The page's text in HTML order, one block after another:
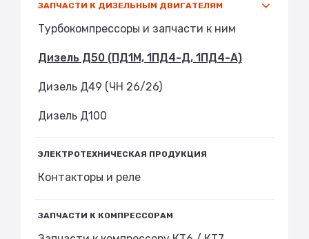
ЗАПЧАСТИ К ДИЗЕЛЬНЫМ ДВИГАТЕЛЯМ
Турбокомпрессоры и запчасти к ним
Дизель Д50 (ПД1М, 1ПД4-Д, 1ПД4-А)
Дизель Д49 (ЧН 26/26)
Дизель Д100
ЭЛЕКТРОТЕХНИЧЕСКАЯ ПРОДУКЦИЯ
Контакторы и реле
ЗАПЧАСТИ К КОМПРЕССОРАМ